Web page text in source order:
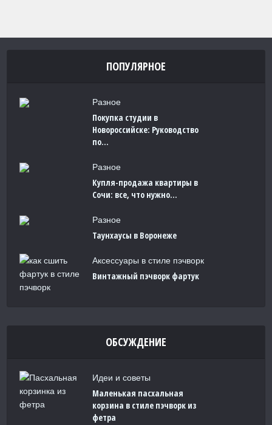
ПОПУЛЯРНОЕ
Разное
Покупка студии в
Новороссийске: Руководство
по...
Разное
Купля-продажа квартиры в
Сочи: все, что нужно...
Разное
Таунхаусы в Воронеже
Аксессуары в стиле пэчворк
Винтажный пэчворк фартук
ОБСУЖДЕНИЕ
Идеи и советы
Маленькая пасхальная
корзина в стиле пэчворк из
фетра